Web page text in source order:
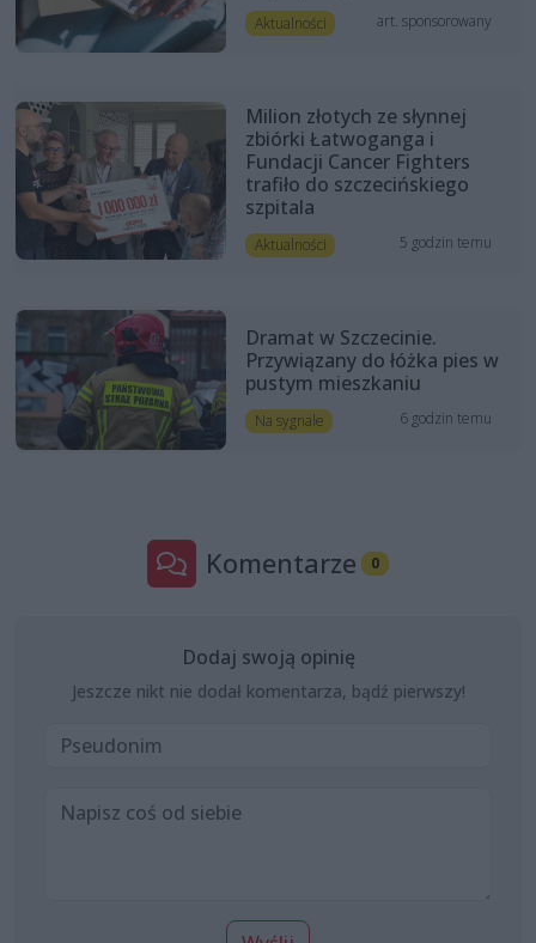
Aktualności art. sponsorowany
Milion złotych ze słynnej
zbiórki Łatwoganga i
Fundacji Cancer Fighters
trafiło do szczecińskiego
szpitala
Aktualności 5 godzin temu
Dramat w Szczecinie.
Przywiązany do łóżka pies w
pustym mieszkaniu
Na sygnale 6 godzin temu
Komentarze 0
Dodaj swoją opinię
Jeszcze nikt nie dodał komentarza, bądź pierwszy!